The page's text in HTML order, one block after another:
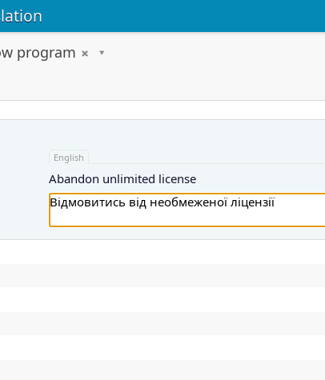
program
English
Abandon unlimited license